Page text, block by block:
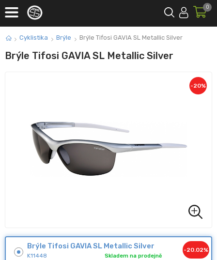
0
Cyklistika Brýle Brýle Tifosi GAVIA SL Metallic Silver
Brýle Tifosi GAVIA SL Metallic Silver
-20%
Brýle Tifosi GAVIA SL Metallic Silver
K11448 Skladem na prodejně
-20.02%